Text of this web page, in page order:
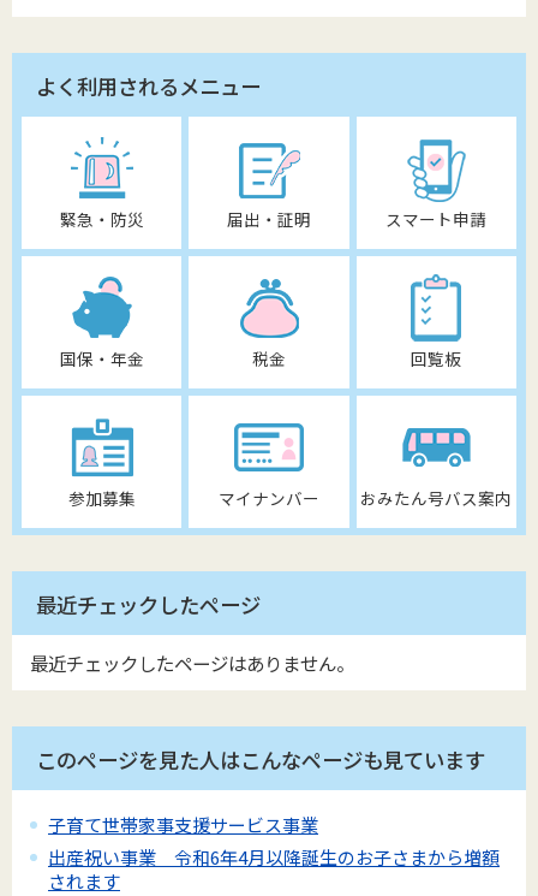
よく利用されるメニュー
緊急・防災 届出・証明 スマート申請
国保・年金 税金 回覧板
参加募集 マイナンバー おみたん号バス案内
最近チェックしたページ
最近チェックしたページはありません。
このページを見た人はこんなページも見ています
子育て世帯家事支援サービス事業
出産祝い事業 令和6年4月以降誕生のお子さまから増額
されます